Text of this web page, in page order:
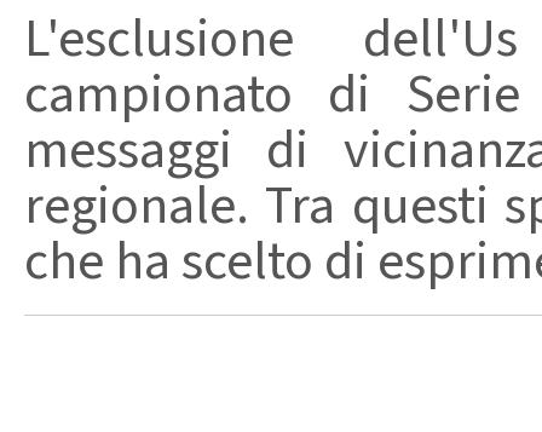
L'esclusione
campionato di
messaggi di
regionale. Tra questi
che ha scelto di